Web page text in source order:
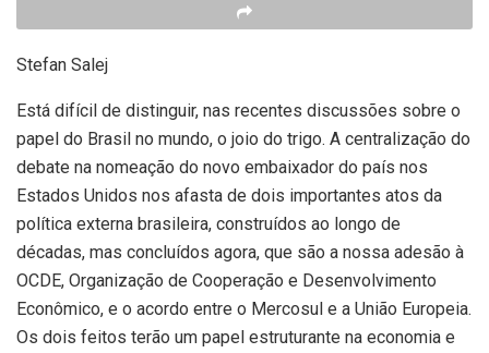
Stefan Salej
Está difícil de distinguir, nas recentes discussões sobre o
papel do Brasil no mundo, o joio do trigo. A centralização do
debate na nomeação do novo embaixador do país nos
Estados Unidos nos afasta de dois importantes atos da
política externa brasileira, construídos ao longo de
décadas, mas concluídos agora, que são a nossa adesão à
OCDE, Organização de Cooperação e Desenvolvimento
Econômico, e o acordo entre o Mercosul e a União Europeia.
Os dois feitos terão um papel estruturante na economia e